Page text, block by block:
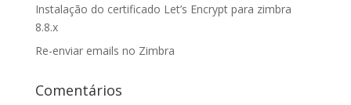
Instalação do certificado Let’s Encrypt para zimbra
8.8.x
Re-enviar emails no Zimbra
Comentários